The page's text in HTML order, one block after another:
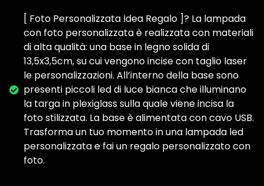
[ Foto Personalizzata Idea Regalo ]? La lampada
con foto personalizzata è realizzata con materiali
di alta qualità: una base in legno solida di
13,5x3,5cm, su cui vengono incise con taglio laser
le personalizzazioni. All’interno della base sono
presenti piccoli led di luce bianca che illuminano
la targa in plexiglass sulla quale viene incisa la
foto stilizzata. La base è alimentata con cavo USB.
Trasforma un tuo momento in una lampada led
personalizzata e fai un regalo personalizzato con
foto.